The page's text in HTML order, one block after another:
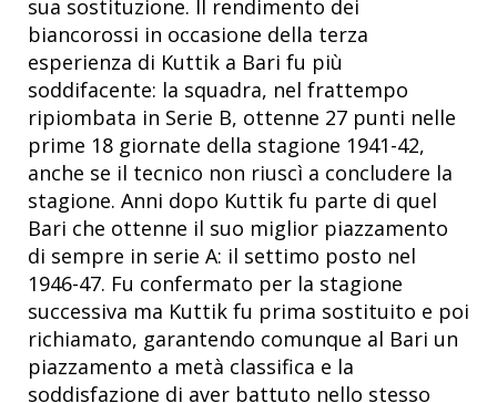
sua sostituzione. Il rendimento dei
biancorossi in occasione della terza
esperienza di Kuttik a Bari fu più
soddifacente: la squadra, nel frattempo
ripiombata in Serie B, ottenne 27 punti nelle
prime 18 giornate della stagione 1941-42,
anche se il tecnico non riuscì a concludere la
stagione. Anni dopo Kuttik fu parte di quel
Bari che ottenne il suo miglior piazzamento
di sempre in serie A: il settimo posto nel
1946-47. Fu confermato per la stagione
successiva ma Kuttik fu prima sostituito e poi
richiamato, garantendo comunque al Bari un
piazzamento a metà classifica e la
soddisfazione di aver battuto nello stesso